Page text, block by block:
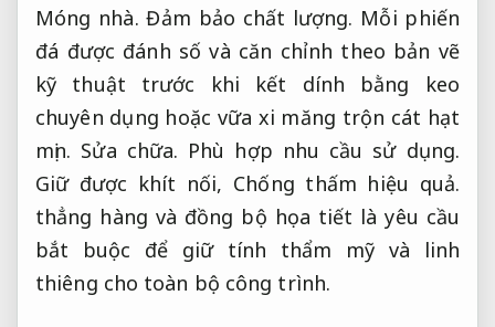
Móng nhà. Đảm bảo chất lượng. Mỗi phiến
đá được đánh số và căn chỉnh theo bản vẽ
kỹ thuật trước khi kết dính bằng keo
chuyên dụng hoặc vữa xi măng trộn cát hạt
mịn. Sửa chữa. Phù hợp nhu cầu sử dụng.
Giữ được khít nối, Chống thấm hiệu quả.
thẳng hàng và đồng bộ họa tiết là yêu cầu
bắt buộc để giữ tính thẩm mỹ và linh
thiêng cho toàn bộ công trình.